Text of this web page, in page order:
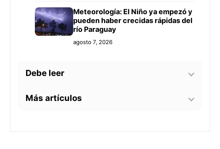
Meteorología: El Niño ya empezó y
pueden haber crecidas rápidas del
río Paraguay
agosto 7, 2026
Debe leer
Tecnología y BIM ganan terreno en
Más artículos